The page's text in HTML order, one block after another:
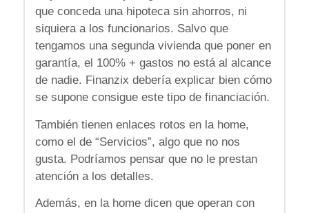
que conceda una hipoteca sin ahorros, ni
siquiera a los funcionarios. Salvo que
tengamos una segunda vivienda que poner en
garantía, el 100% + gastos no está al alcance
de nadie. Finanzix debería explicar bien cómo
se supone consigue este tipo de financiación.
También tienen enlaces rotos en la home,
como el de “Servicios”, algo que no nos
gusta. Podríamos pensar que no le prestan
atención a los detalles.
Además, en la home dicen que operan con